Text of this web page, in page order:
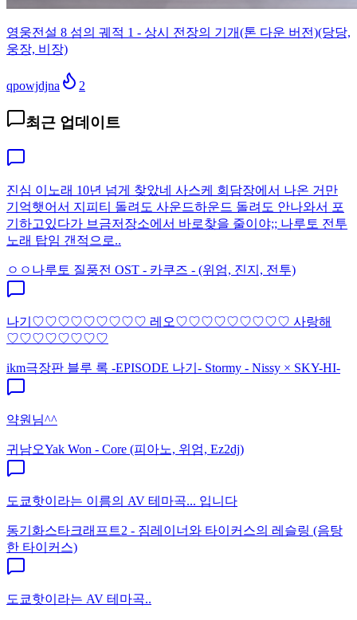
영웅전설 8 섬의 궤적 1 - 상시 전장의 기개(톤 다운 버전)(당당,
웅장, 비장)
qpowjdjna 2
최근 업데이트
진심 이노래 10년 넘게 찾았네 사스케 회담장에서 나온 거만
기억햇어서 지피티 돌려도 사운드하운드 돌려도 안나와서 포
기하고있다가 브금저장소에서 바로찾을 줄이야;; 나루토 전투
노래 탑임 갠적으로..
ㅇㅇ 나루토 질풍전 OST - 카쿠즈 - (위엄, 진지, 전투)
나기♡♡♡♡♡♡♡♡♡ 레오♡♡♡♡♡♡♡♡♡ 사랑해
♡♡♡♡♡♡♡♡
ikm극장판 블루 록 -EPISODE 나기- Stormy - Nissy × SKY-HI-
약원님^^
귀남오Yak Won - Core (피아노, 위엄, Ez2dj)
도쿄핫이라는 이름의 AV 테마곡... 입니다
동기화스타크래프트2 - 짐레이너와 타이커스의 레슬링 (음탕
한 타이커스)
도쿄핫이라는 AV 테마곡..